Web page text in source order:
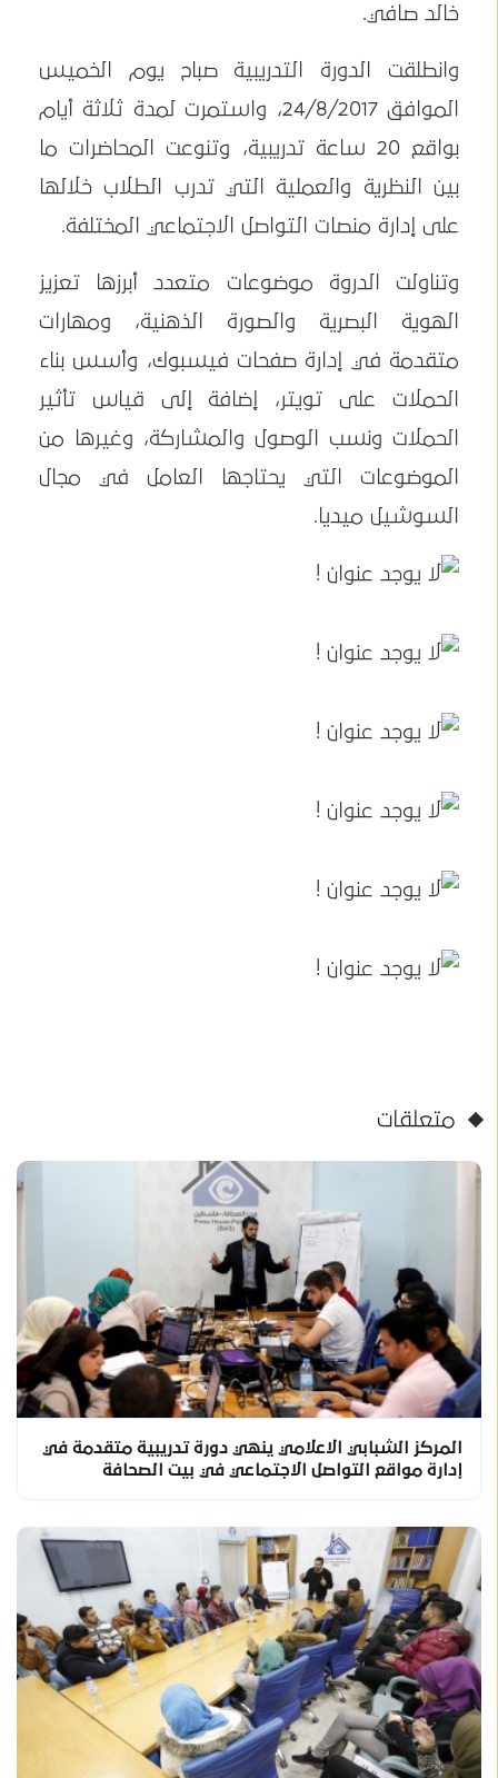
خالد صافي.
وانطلقت الدورة التدريبية صباح يوم الخميس
الموافق 24/8/2017، واستمرت لمدة ثلاثة أيام
بواقع 20 ساعة تدريبية، وتنوعت المحاضرات ما
بين النظرية والعملية التي تدرب الطلاب خلالها
على إدارة منصات التواصل الاجتماعي المختلفة.
وتناولت الدروة موضوعات متعدد أبرزها تعزيز
الهوية البصرية والصورة الذهنية، ومهارات
متقدمة في إدارة صفحات فيسبوك، وأسس بناء
الحملات على تويتر، إضافة إلى قياس تأثير
الحملات ونسب الوصول والمشاركة، وغيرها من
الموضوعات التي يحتاجها العامل في مجال
السوشيل ميديا.
متعلقات
المركز الشبابي الاعلامي ينهي دورة تدريبية متقدمة في
إدارة مواقع التواصل الاجتماعي في بيت الصحافة